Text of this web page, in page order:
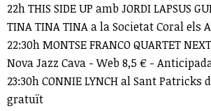
22h THIS SIDE UP amb JORDI LAPSUS
TINA TINA TINA a la Societat Coral els
22:30h MONTSE FRANCO QUARTET
Nova Jazz Cava - Web 8,5 € -
23:30h CONNIE LYNCH al Sant Patricks
gratuït